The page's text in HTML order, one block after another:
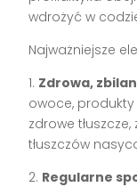
wdrożyć w
Najważniejsze
1. Zdrowa,
owoce, produkty
zdrowe
tłuszczów
2. Regularne